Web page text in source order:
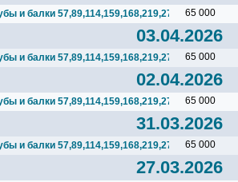
и балки 65 000
03.04.2026
и балки 65 000
02.04.2026
и балки 65 000
31.03.2026
и балки 65 000
27.03.2026